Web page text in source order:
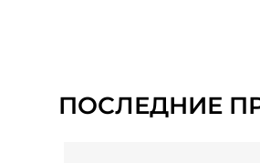
ПОСЛЕДНИЕ